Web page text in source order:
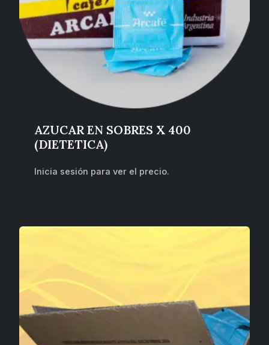
AZUCAR EN SOBRES X 400
(DIETETICA)
Inicia sesión para ver el precio.